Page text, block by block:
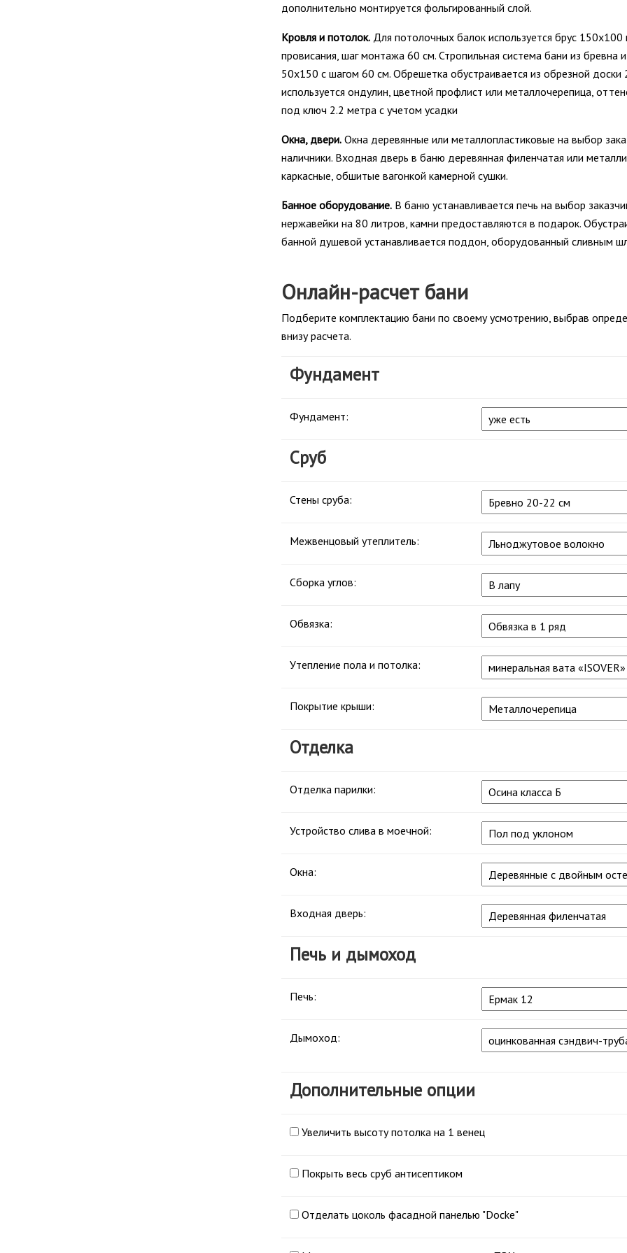
дополнительно монтируется фольгированный слой.
Кровля и потолок. Для потолочных балок используется брус
провисания, шаг монтажа 60 см. Стропильная система бани из бревна
50х150 с шагом 60 см. Обрешетка обустраивается из обрезной
используется ондулин, цветной профлист или металлочерепица,
под ключ 2.2 метра с учетом усадки
Окна, двери. Окна деревянные или металлопластиковые на выбор
наличники. Входная дверь в баню деревянная филенчатая или
каркасные, обшитые вагонкой камерной сушки.
Банное оборудование. В баню устанавливается печь на выбор
нержавейки на 80 литров, камни предоставляются в подарок.
банной душевой устанавливается поддон, оборудованный сливным
Онлайн-расчет бани
Подберите комплектацию бани по своему усмотрению, выбрав
внизу расчета.
Фундамент
Фундамент:
Сруб
Стены сруба:
Межвенцовый утеплитель:
Сборка углов:
Обвязка:
Утепление пола и потолка:
Покрытие крыши:
Отделка
Отделка парилки:
Устройство слива в моечной:
Окна:
Входная дверь:
Печь и дымоход
Печь:
Дымоход:
Дополнительные опции
Увеличить высоту потолка на 1 венец
Покрыть весь сруб антисептиком
Отделать цоколь фасадной панелью "Docke"